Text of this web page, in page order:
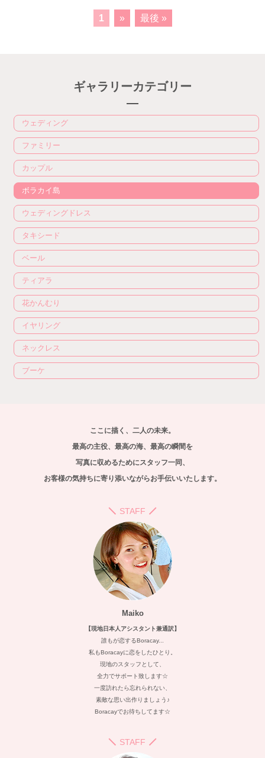
1 » 最後 »
ギャラリーカテゴリー
ウェディング
ファミリー
カップル
ボラカイ島
ウェディングドレス
タキシード
ベール
ティアラ
花かんむり
イヤリング
ネックレス
ブーケ
ここに描く、二人の未来。
最高の主役、最高の海、最高の瞬間を
写真に収めるためにスタッフ一同、
お客様の気持ちに寄り添いながらお手伝いいたします。
STAFF
Maiko
【現地日本人アシスタント兼通訳】
誰もが恋するBoracay...
私もBoracayに恋をしたひとり。
現地のスタッフとして、
全力でサポート致します☆
一度訪れたら忘れられない、
素敵な思い出作りましょう♪
Boracayでお待ちしてます☆
STAFF